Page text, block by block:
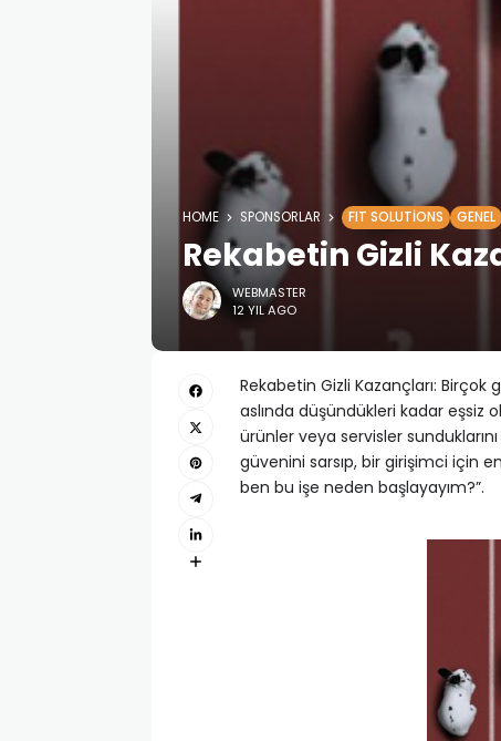
HOME SPONSORLAR FIT SOLUTIONS GENEL
Rekabetin Gizli
WEBMASTER
12 YIL AGO
Rekabetin Gizli Kazançları: Birçok
aslında düşündükleri kadar eşsiz
ürünler veya servisler
güvenini sarsıp, bir girişimci için
ben bu işe neden başlayayım?”.